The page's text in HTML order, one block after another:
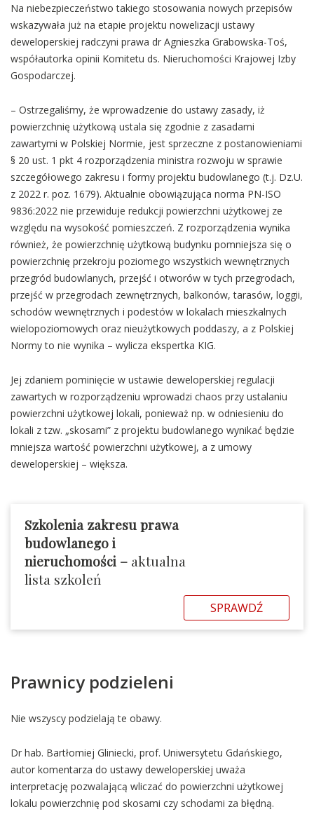
Na niebezpieczeństwo takiego stosowania nowych przepisów
wskazywała już na etapie projektu nowelizacji ustawy
deweloperskiej radczyni prawa dr Agnieszka Grabowska-Toś,
współautorka opinii Komitetu ds. Nieruchomości Krajowej Izby
Gospodarczej.
– Ostrzegaliśmy, że wprowadzenie do ustawy zasady, iż
powierzchnię użytkową ustala się zgodnie z zasadami
zawartymi w Polskiej Normie, jest sprzeczne z postanowieniami
§ 20 ust. 1 pkt 4 rozporządzenia ministra rozwoju w sprawie
szczegółowego zakresu i formy projektu budowlanego (t.j. Dz.U.
z 2022 r. poz. 1679). Aktualnie obowiązująca norma PN-ISO
9836:2022 nie przewiduje redukcji powierzchni użytkowej ze
względu na wysokość pomieszczeń. Z rozporządzenia wynika
również, że powierzchnię użytkową budynku pomniejsza się o
powierzchnię przekroju poziomego wszystkich wewnętrznych
przegród budowlanych, przejść i otworów w tych przegrodach,
przejść w przegrodach zewnętrznych, balkonów, tarasów, loggii,
schodów wewnętrznych i podestów w lokalach mieszkalnych
wielopoziomowych oraz nieużytkowych poddaszy, a z Polskiej
Normy to nie wynika – wylicza ekspertka KIG.
Jej zdaniem pominięcie w ustawie deweloperskiej regulacji
zawartych w rozporządzeniu wprowadzi chaos przy ustalaniu
powierzchni użytkowej lokali, ponieważ np. w odniesieniu do
lokali z tzw. „skosami” z projektu budowlanego wynikać będzie
mniejsza wartość powierzchni użytkowej, a z umowy
deweloperskiej – większa.
Szkolenia zakresu prawa
budowlanego i
nieruchomości – aktualna
lista szkoleń
SPRAWDŹ
Prawnicy podzieleni
Nie wszyscy podzielają te obawy.
Dr hab. Bartłomiej Gliniecki, prof. Uniwersytetu Gdańskiego,
autor komentarza do ustawy deweloperskiej uważa
interpretację pozwalającą wliczać do powierzchni użytkowej
lokalu powierzchnię pod skosami czy schodami za błędną.